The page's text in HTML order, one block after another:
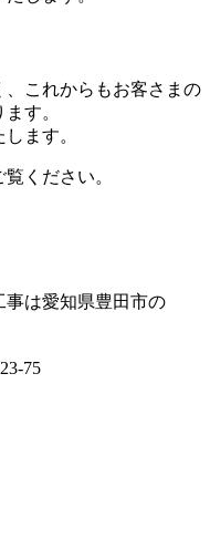
、これからもお客さまの
す。
ます。
ください。
事は愛知県豊田市の
75